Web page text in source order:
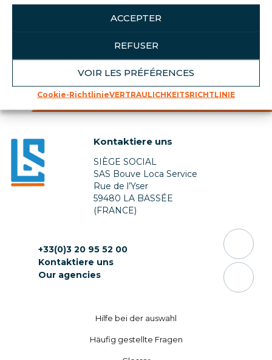
ACCEPTER
REFUSER
VOIR LES PRÉFÉRENCES
Cookie-RichtlinieVERTRAULICHKEITSRICHTLINIE
SHARE THIS ARTICLE
Zurück zur Liste
Kontaktiere uns
SIÈGE SOCIAL
SAS Bouve Loca Service
Rue de l’Yser
59480 LA BASSÉE
(FRANCE)
+33(0)3 20 95 52 00
Kontaktiere uns
Our agencies
Hilfe bei ​​der auswahl
Häufig gestellte Fragen